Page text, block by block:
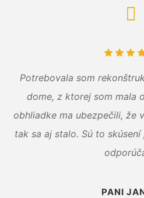
Potrebovala som
dome, z ktorej som mala
obhliadke ma ubezpečili, že
tak sa aj stalo. Sú to
PANI